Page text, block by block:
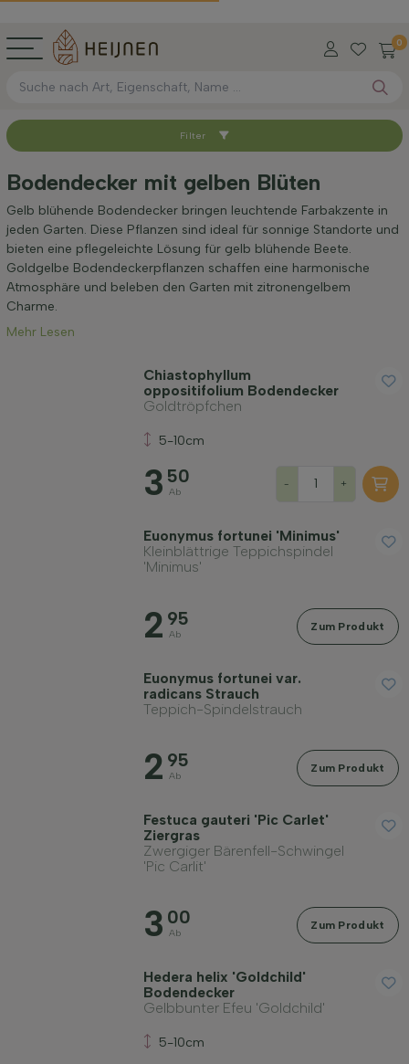
0
Sortieren nach
Verfügbar
Höhe bei Lieferung (cm)
Widerstandsfähigkeit
Filter
Bodendecker mit gelben Blüten
Gelb blühende Bodendecker bringen leuchtende Farbakzente in
jeden Garten. Diese Pflanzen sind ideal für sonnige Standorte und
bieten eine pflegeleichte Lösung für gelb blühende Beete.
Goldgelbe Bodendeckerpflanzen schaffen eine harmonische
Atmosphäre und beleben den Garten mit zitronengelbem
Charme.
Mehr Lesen
Chiastophyllum
oppositifolium Bodendecker
Goldtröpfchen
5-10cm
3 50
Ab
- +
Euonymus fortunei 'Minimus'
Kleinblättrige Teppichspindel
'Minimus'
2 95
Ab
Zum Produkt
Euonymus fortunei var.
radicans Strauch
Teppich-Spindelstrauch
2 95
Ab
Zum Produkt
Festuca gauteri 'Pic Carlet'
Ziergras
Zwergiger Bärenfell-Schwingel
'Pic Carlit'
3 00
Ab
Zum Produkt
Hedera helix 'Goldchild'
Bodendecker
Gelbbunter Efeu 'Goldchild'
5-10cm